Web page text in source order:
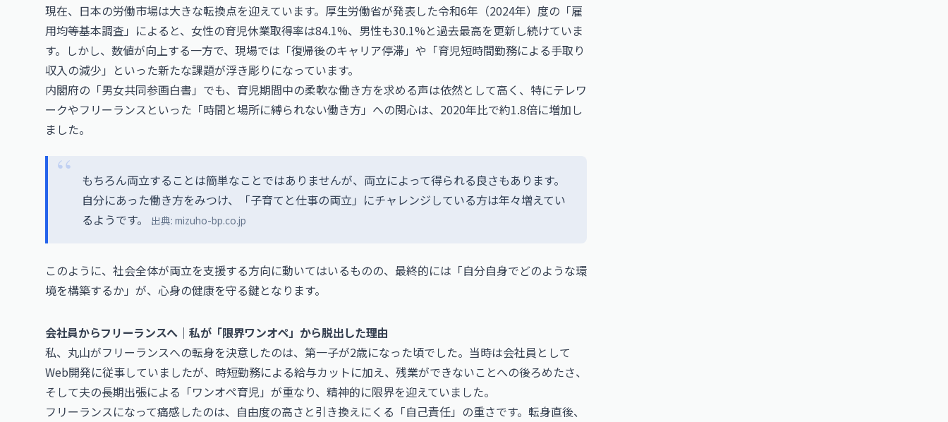
現在、日本の労働市場は大きな転換点を迎えています。厚生労働省が発表した令和6年（2024年）度の「雇
用均等基本調査」によると、女性の育児休業取得率は84.1%、男性も30.1%と過去最高を更新し続けていま
す。しかし、数値が向上する一方で、現場では「復帰後のキャリア停滞」や「育児短時間勤務による手取り
収入の減少」といった新たな課題が浮き彫りになっています。
内閣府の「男女共同参画白書」でも、育児期間中の柔軟な働き方を求める声は依然として高く、特にテレワ
ークやフリーランスといった「時間と場所に縛られない働き方」への関心は、2020年比で約1.8倍に増加し
ました。
もちろん両立することは簡単なことではありませんが、両立によって得られる良さもあります。
自分にあった働き方をみつけ、「子育てと仕事の両立」にチャレンジしている方は年々増えてい
るようです。
出典: mizuho-bp.co.jp
このように、社会全体が両立を支援する方向に動いてはいるものの、最終的には「自分自身でどのような環
境を構築するか」が、心身の健康を守る鍵となります。
会社員からフリーランスへ｜私が「限界ワンオペ」から脱出した理由
私、丸山がフリーランスへの転身を決意したのは、第一子が2歳になった頃でした。当時は会社員として
Web開発に従事していましたが、時短勤務による給与カットに加え、残業ができないことへの後ろめたさ、
そして夫の長期出張による「ワンオペ育児」が重なり、精神的に限界を迎えていました。
フリーランスになって痛感したのは、自由度の高さと引き換えにくる「自己責任」の重さです。転身直後、